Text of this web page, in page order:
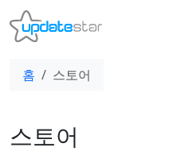
홈 스토어
스토어